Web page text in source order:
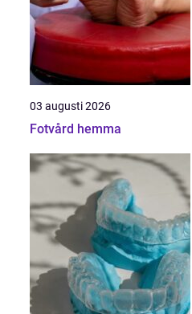
03 augusti 2026
Fotvård hemma